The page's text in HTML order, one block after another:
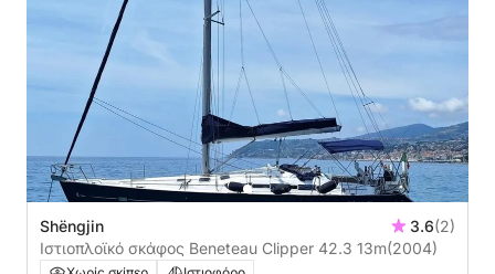
Shëngjin 3.6(2)
Ιστιοπλοϊκό σκάφος Beneteau Clipper 42.3 13m(2004)